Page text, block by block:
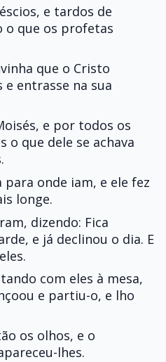
e tardos de
o que os profetas
que o Cristo
e entrasse na sua
e por todos os
o que dele se achava
para onde iam, e ele fez
longe.
dizendo: Fica
e já declinou o dia. E
com eles à mesa,
e partiu-o, e lho
os olhos, e o
lhes.